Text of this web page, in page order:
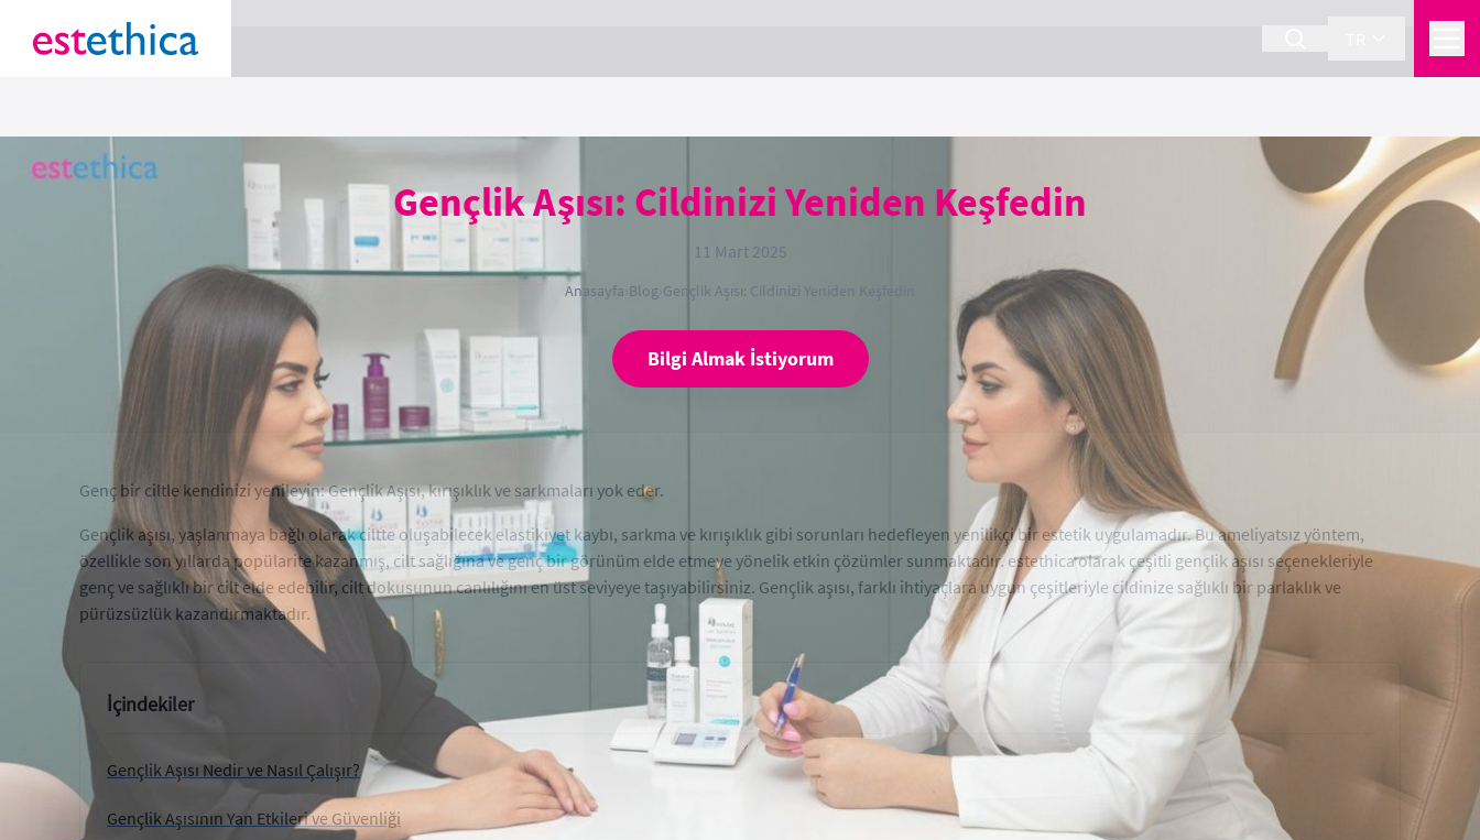
Gençlik Aşısı: Cildinizi Yeniden Keşfedin
11 Mart 2025
Anasayfa Blog Gençlik Aşısı: Cildinizi Yeniden Keşfedin
Bilgi Almak İstiyorum
Genç bir ciltle kendinizi yenileyin: Gençlik Aşısı, kırışıklık ve sarkmaları yok eder.
Gençlik aşısı, yaşlanmaya bağlı olarak ciltte oluşabilecek elastikiyet kaybı, sarkma ve kırışıklık gibi sorunları hedefleyen yenilikçi bir estetik uygulamadır. Bu ameliyatsız yöntem,
özellikle son yıllarda popülarite kazanmış, cilt sağlığına ve genç bir görünüm elde etmeye yönelik etkin çözümler sunmaktadır. estethica olarak çeşitli gençlik aşısı seçenekleriyle
genç ve sağlıklı bir cilt elde edebilir, cilt dokusunun canlılığını en üst seviyeye taşıyabilirsiniz. Gençlik aşısı, farklı ihtiyaçlara uygun çeşitleriyle cildinize sağlıklı bir parlaklık ve
pürüzsüzlük kazandırmaktadır.
İçindekiler
Gençlik Aşısı Nedir ve Nasıl Çalışır?
Gençlik Aşısının Yan Etkileri ve Güvenliği